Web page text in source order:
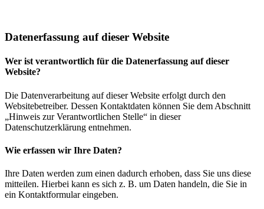
Datenerfassung auf dieser Website
Wer ist verantwortlich für die Datenerfassung auf dieser
Website?
Die Datenverarbeitung auf dieser Website erfolgt durch den
Websitebetreiber. Dessen Kontaktdaten können Sie dem Abschnitt
„Hinweis zur Verantwortlichen Stelle“ in dieser
Datenschutzerklärung entnehmen.
Wie erfassen wir Ihre Daten?
Ihre Daten werden zum einen dadurch erhoben, dass Sie uns diese
mitteilen. Hierbei kann es sich z. B. um Daten handeln, die Sie in
ein Kontaktformular eingeben.